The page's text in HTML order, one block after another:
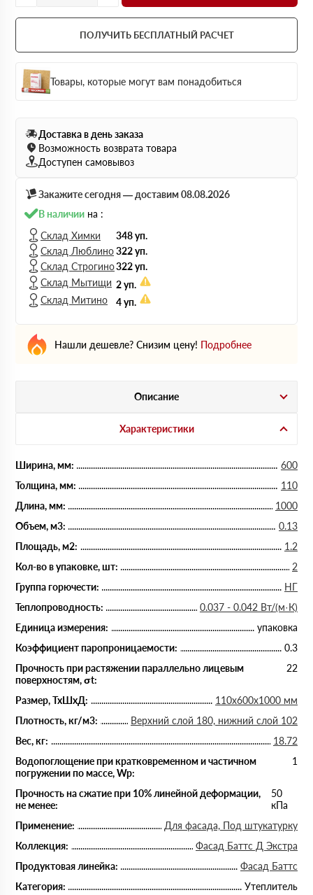
ПОЛУЧИТЬ БЕСПЛАТНЫЙ РАСЧЕТ
Товары, которые могут вам понадобиться
Доставка в день заказа
Возможность возврата товара
Доступен самовывоз
Закажите сегодня — доставим 08.08.2026
В наличии на :
Склад Химки
348 уп.
Склад Люблино322 уп.
Склад Строгино322 уп.
Склад Мытищи 2 уп.
Склад Митино
4 уп.
Нашли дешевле? Снизим цену! Подробнее
Описание
Характеристики
Ширина, мм:
600
Толщина, мм:
110
Длина, мм:
1000
Объем, м3:
0.13
Площадь, м2:
1.2
Кол-во в упаковке, шт:
2
Группа горючести:
НГ
Теплопроводность:
0.037 - 0.042 Вт/(м·К)
Единица измерения:
упаковка
Коэффициент паропроницаемости:
0.3
Прочность при растяжении параллельно лицевым
поверхностям, σt:
22
Размер, ТхШхД:
110х600х1000 мм
Плотность, кг/м3:
Верхний слой 180, нижний слой 102
Вес, кг:
18.72
Водопоглощение при кратковременном и частичном
погружении по массе, Wp:
1
Прочность на сжатие при 10% линейной деформации,
не менее:
50
кПа
Применение:
Для фасада, Под штукатурку
Коллекция:
Фасад Баттс Д Экстра
Продуктовая линейка:
Фасад Баттс
Категория:
Утеплитель